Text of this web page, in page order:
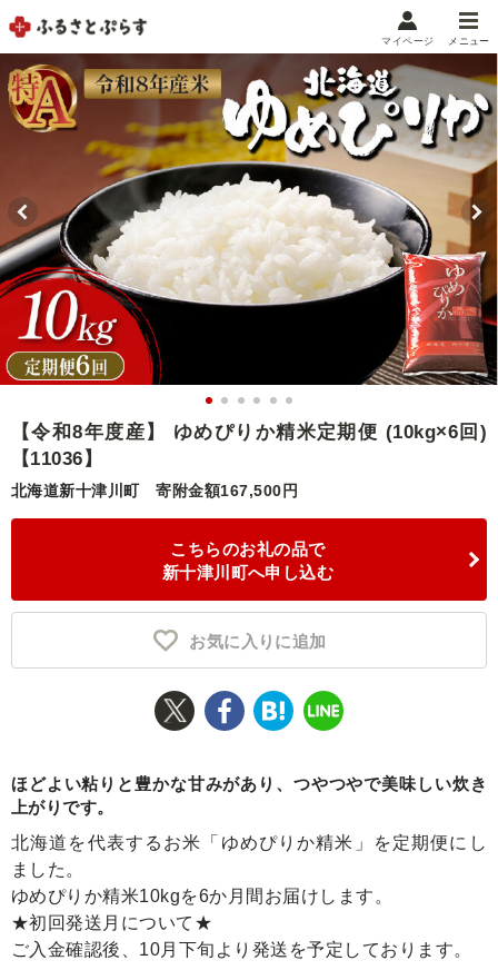
メニュー
マイメニュー
マイページ
お気に入り 閲覧履歴
メニュー
お礼の品から探す
お礼の品をカテゴリや金額で絞り込み
自治体から探す
ランキング
特集・おすすめ
マイページ
【令和8年度産】 ゆめぴりか精米定期便 (10kg×6回)
【11036】
北海道新十津川町 寄附金額167,500円
こちらのお礼の品で
新十津川町へ申し込む
お気に入りに追加
ほどよい粘りと豊かな甘みがあり、つやつやで美味しい炊き
上がりです。
北海道を代表するお米「ゆめぴりか精米」を定期便にし
ました。
ゆめぴりか精米10kgを6か月間お届けします。
★初回発送月について★
ご入金確認後、10月下旬より発送を予定しております。